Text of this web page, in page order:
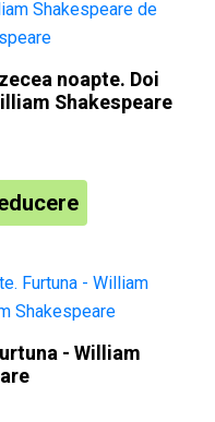
noapte. Doi
Shakespeare
- William